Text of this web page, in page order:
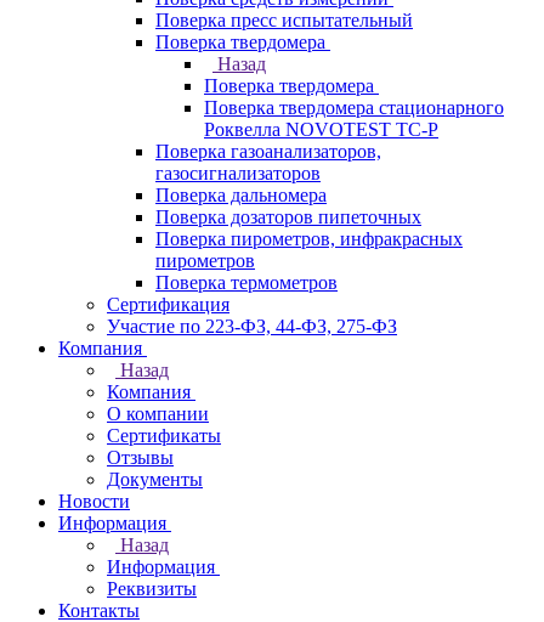
Поверка пресс испытательный
Поверка твердомера
Назад
Поверка твердомера
Поверка твердомера стационарного
Роквелла NOVOTEST TС-Р
Поверка газоанализаторов,
газосигнализаторов
Поверка дальномера
Поверка дозаторов пипеточных
Поверка пирометров, инфракрасных
пирометров
Поверка термометров
Сертификация
Участие по 223-ФЗ, 44-ФЗ, 275-ФЗ
Компания
Назад
Компания
О компании
Сертификаты
Отзывы
Документы
Новости
Информация
Назад
Информация
Реквизиты
Контакты